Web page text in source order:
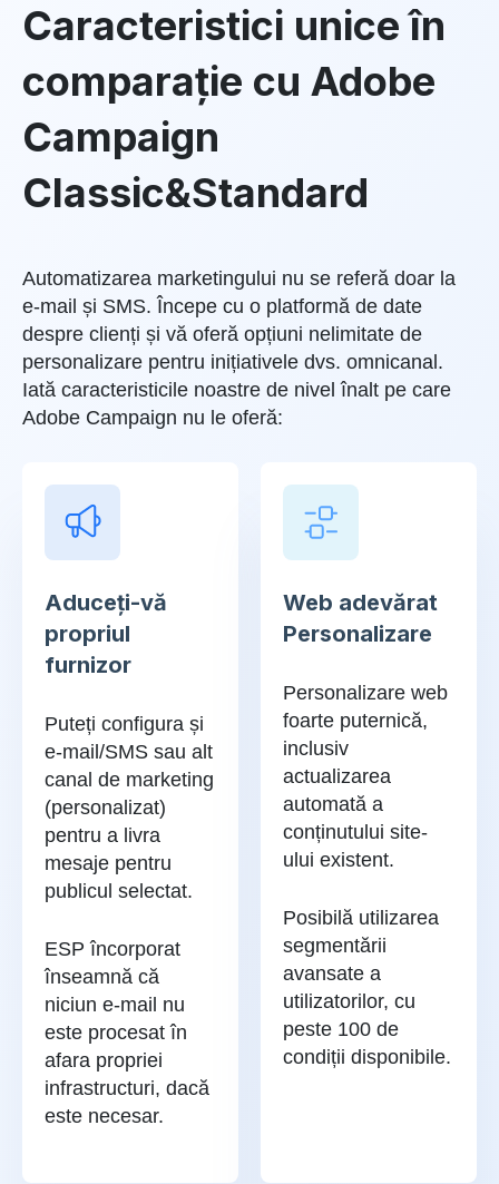
Caracteristici unice în
comparație cu Adobe
Campaign
Classic&Standard
Automatizarea marketingului nu se referă doar la
e-mail și SMS. Începe cu o platformă de date
despre clienți și vă oferă opțiuni nelimitate de
personalizare pentru inițiativele dvs. omnicanal.
Iată caracteristicile noastre de nivel înalt pe care
Adobe Campaign nu le oferă:
Aduceți-vă
propriul
furnizor
Puteți configura și
e-mail/SMS sau alt
canal de marketing
(personalizat)
pentru a livra
mesaje pentru
publicul selectat.
ESP încorporat
înseamnă că
niciun e-mail nu
este procesat în
afara propriei
infrastructuri, dacă
este necesar.
Web adevărat
Personalizare
Personalizare web
foarte puternică,
inclusiv
actualizarea
automată a
conținutului site-
ului existent.
Posibilă utilizarea
segmentării
avansate a
utilizatorilor, cu
peste 100 de
condiții disponibile.